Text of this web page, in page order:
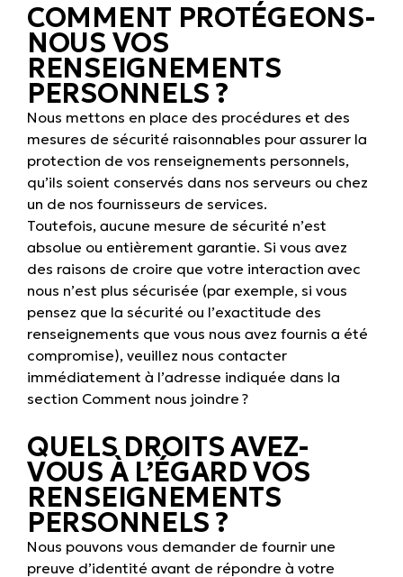
COMMENT PROTÉGEONS-
NOUS VOS
RENSEIGNEMENTS
PERSONNELS ?
Nous mettons en place des procédures et des
mesures de sécurité raisonnables pour assurer la
protection de vos renseignements personnels,
qu’ils soient conservés dans nos serveurs ou chez
un de nos fournisseurs de services.
Toutefois, aucune mesure de sécurité n’est
absolue ou entièrement garantie. Si vous avez
des raisons de croire que votre interaction avec
nous n’est plus sécurisée (par exemple, si vous
pensez que la sécurité ou l’exactitude des
renseignements que vous nous avez fournis a été
compromise), veuillez nous contacter
immédiatement à l’adresse indiquée dans la
section Comment nous joindre ?
QUELS DROITS AVEZ-
VOUS À L’ÉGARD VOS
RENSEIGNEMENTS
PERSONNELS ?
Nous pouvons vous demander de fournir une
preuve d’identité avant de répondre à votre